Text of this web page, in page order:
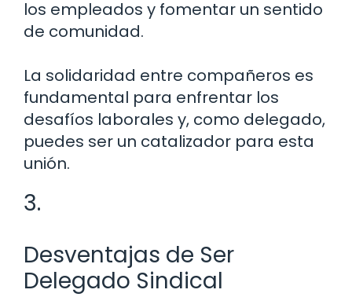
los empleados y fomentar un sentido
de comunidad.
La solidaridad entre compañeros es
fundamental para enfrentar los
desafíos laborales y, como delegado,
puedes ser un catalizador para esta
unión.
3.
Desventajas de Ser
Delegado Sindical